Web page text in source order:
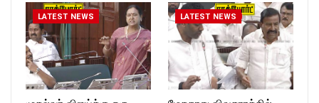
LATEST NEWS LATEST NEWS